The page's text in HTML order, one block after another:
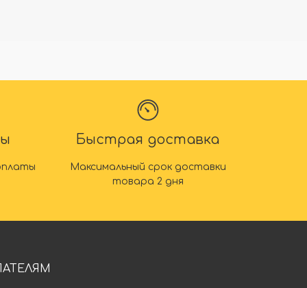
Быстрая доставка
Максимальный срок доставки
товара 2 дня